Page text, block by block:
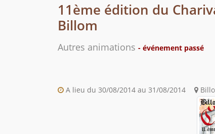
11ème édition du
Billom
Autres animations - événement passé
A lieu du 30/08/2014 au 31/08/2014